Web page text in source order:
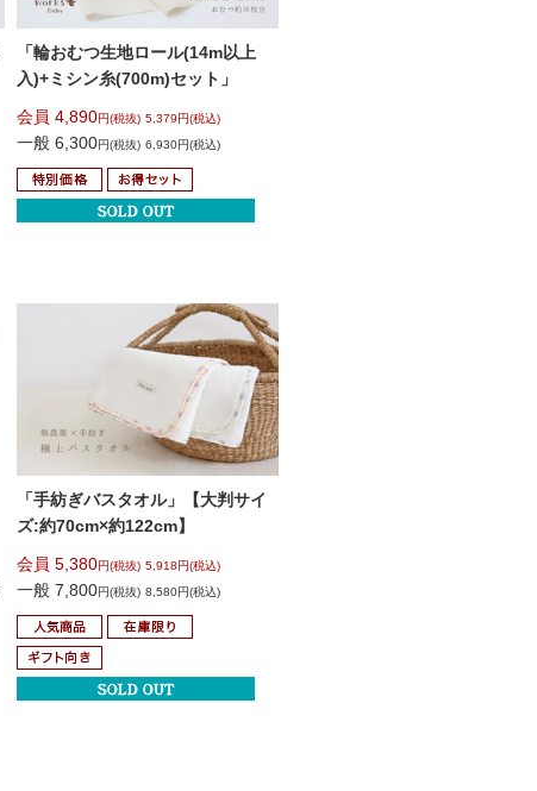
「輪おむつ生地ロール(14m以上
入)+ミシン糸(700m)セット」
会員 4,890円(税抜) 5,379円(税込)
一般 6,300円(税抜) 6,930円(税込)
「手紡ぎバスタオル」
【大判サイ
ズ:約70cm×約122cm】
会員 5,380円(税抜) 5,918円(税込)
一般 7,800円(税抜) 8,580円(税込)